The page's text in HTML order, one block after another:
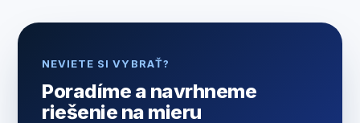
NEVIETE SI VYBRAŤ?
Poradíme a navrhneme
riešenie na mieru